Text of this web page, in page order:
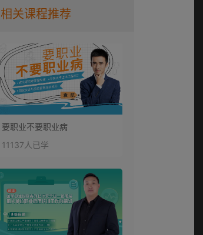
第6讲：饮酒对行车安
第7讲：驾驶员压力分
析
0:12:30
第8讲：减法--明确需
第9讲：加法--提升能
力
0:06:30
第10讲：乘法--优化
相关课程推荐
要职业不要职业病
11137人已学